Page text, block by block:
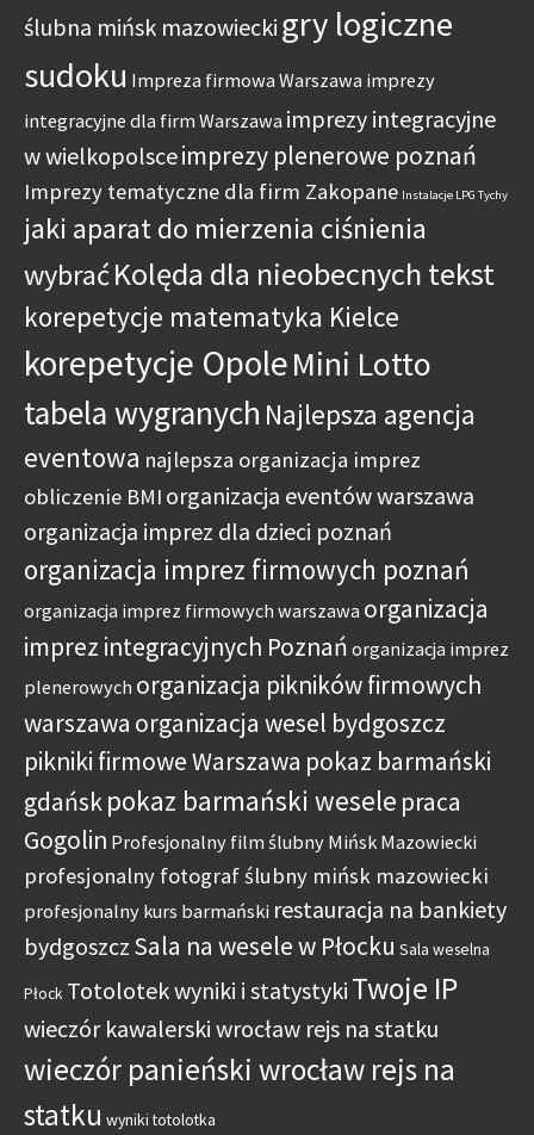
ślubna mińsk mazowiecki gry logiczne
sudoku Impreza firmowa Warszawa imprezy
integracyjne dla firm Warszawa imprezy integracyjne
w wielkopolsceimprezy plenerowe poznań
Imprezy tematyczne dla firm Zakopane Instalacje LPG Tychy
jaki aparat do mierzenia ciśnienia
wybraćKolęda dla nieobecnych tekst
korepetycje matematyka Kielce
korepetycje OpoleMini Lotto
tabela wygranych Najlepsza agencja
eventowa najlepsza organizacja imprez
obliczenie BMI organizacja eventów warszawa
organizacja imprez dla dzieci poznań
organizacja imprez firmowych poznań
organizacja imprez firmowych warszawa organizacja
imprez integracyjnych Poznań organizacja imprez
plenerowych organizacja pikników firmowych
warszawa organizacja wesel bydgoszcz
pikniki firmowe Warszawa pokaz barmański
gdańskpokaz barmański wesele praca
Gogolin Profesjonalny film ślubny Mińsk Mazowiecki
profesjonalny fotograf ślubny mińsk mazowiecki
profesjonalny kurs barmański restauracja na bankiety
bydgoszcz Sala na wesele w Płocku Sala weselna
Płock Totolotek wyniki i statystyki Twoje IP
wieczór kawalerski wrocław rejs na statku
wieczór panieński wrocław rejs na
statku wyniki totolotka